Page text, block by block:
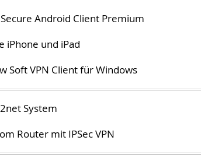
Secure Android Client Premium
iPhone und iPad
Soft VPN Client für Windows
System
Router mit IPSec VPN